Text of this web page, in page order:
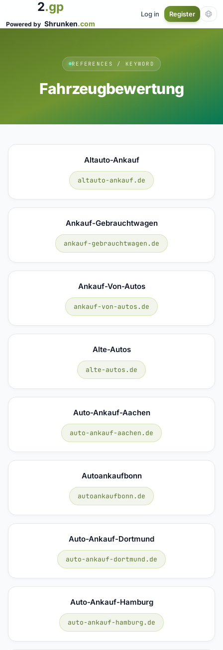
2.gp
Powered by Shrunken.com
Log in Register
REFERENCES / KEYWORD
Fahrzeugbewertung
Altauto-Ankauf
altauto-ankauf.de
Ankauf-Gebrauchtwagen
ankauf-gebrauchtwagen.de
Ankauf-Von-Autos
ankauf-von-autos.de
Alte-Autos
alte-autos.de
Auto-Ankauf-Aachen
auto-ankauf-aachen.de
Autoankaufbonn
autoankaufbonn.de
Auto-Ankauf-Dortmund
auto-ankauf-dortmund.de
Auto-Ankauf-Hamburg
auto-ankauf-hamburg.de